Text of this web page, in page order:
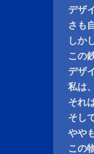
デザ
さも
しか
この
デザ
私は
それ
そし
やや
この